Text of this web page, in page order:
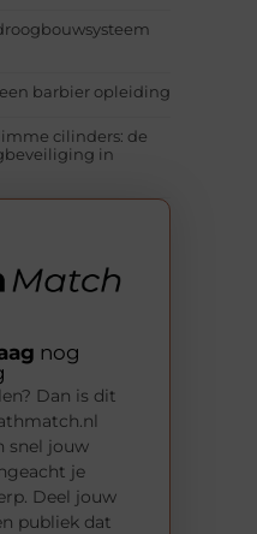
barbier opleiding
cilinders: de
in
nog
Dan is dit
snel jouw
je
Deel jouw
publiek dat